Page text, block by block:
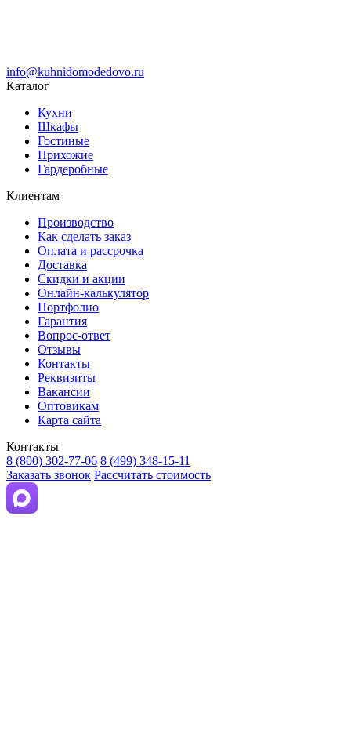
info@kuhnidomodedovo.ru
Каталог
Кухни
Шкафы
Гостиные
Прихожие
Гардеробные
Клиентам
Производство
Как сделать заказ
Оплата и рассрочка
Доставка
Скидки и акции
Онлайн-калькулятор
Портфолио
Гарантия
Вопрос-ответ
Отзывы
Контакты
Реквизиты
Вакансии
Оптовикам
Карта сайта
Контакты
8 (800) 302-77-06 8 (499) 348-15-11
Заказать звонок Рассчитать стоимость